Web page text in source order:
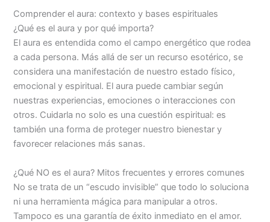
Comprender el aura: contexto y bases espirituales
¿Qué es el aura y por qué importa?
El aura es entendida como el campo energético que rodea
a cada persona. Más allá de ser un recurso esotérico, se
considera una manifestación de nuestro estado físico,
emocional y espiritual. El aura puede cambiar según
nuestras experiencias, emociones o interacciones con
otros. Cuidarla no solo es una cuestión espiritual: es
también una forma de proteger nuestro bienestar y
favorecer relaciones más sanas.
¿Qué NO es el aura? Mitos frecuentes y errores comunes
No se trata de un “escudo invisible” que todo lo soluciona
ni una herramienta mágica para manipular a otros.
Tampoco es una garantía de éxito inmediato en el amor.